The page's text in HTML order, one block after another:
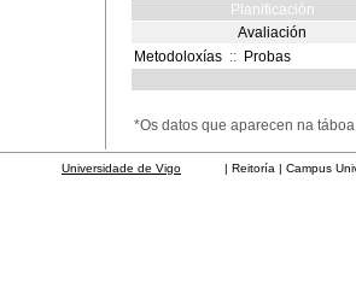
Planificación
Avaliación
Metodoloxías :: Probas
*Os datos que aparecen na
Universidade de Vigo | Reitoría | Campus